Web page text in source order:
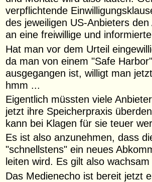
verpflichtende
des jeweiligen US-Anbieters
an eine freiwillige und
Hat man vor dem Urteil
da man von einem "Safe
ausgegangen ist, willigt man
hmm ...
Eigentlich müssten viele
jetzt ihre Speicherpraxis
kann bei Klagen für sie teuer
Es ist also anzunehmen, dass
"schnellstens" ein neues
leiten wird. Es gilt also wachsam
Das Medienecho ist bereit jetzt